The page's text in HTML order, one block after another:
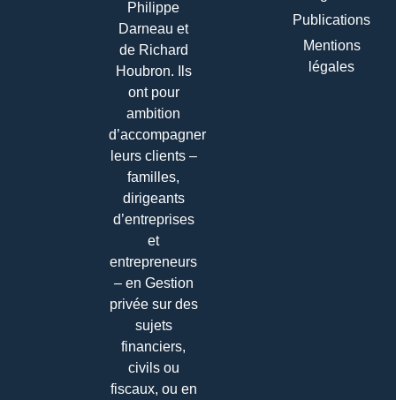
Philippe
Darneau et
de Richard
Houbron. Ils
ont pour
ambition
d’accompagner
leurs clients –
familles,
dirigeants
d’entreprises
et
entrepreneurs
– en Gestion
privée sur des
sujets
financiers,
civils ou
fiscaux, ou en
Publications
Mentions
légales